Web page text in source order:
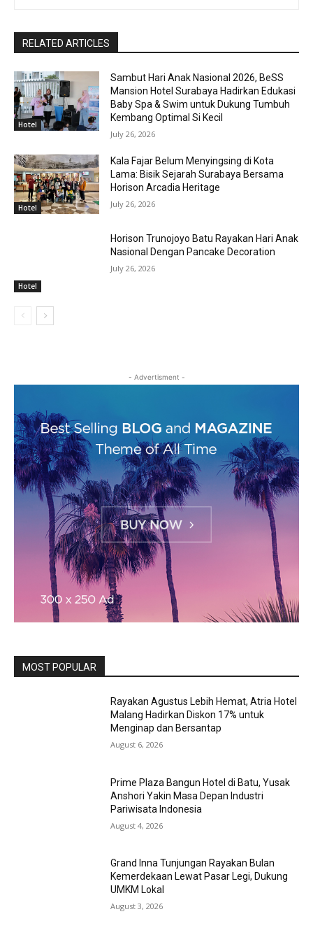
RELATED ARTICLES
Hotel
Sambut Hari Anak Nasional 2026, BeSS
Mansion Hotel Surabaya Hadirkan Edukasi
Baby Spa & Swim untuk Dukung Tumbuh
Kembang Optimal Si Kecil
July 26, 2026
Hotel
Kala Fajar Belum Menyingsing di Kota
Lama: Bisik Sejarah Surabaya Bersama
Horison Arcadia Heritage
July 26, 2026
Hotel
Horison Trunojoyo Batu Rayakan Hari Anak
Nasional Dengan Pancake Decoration
July 26, 2026
- Advertisment -
MOST POPULAR
Rayakan Agustus Lebih Hemat, Atria Hotel
Malang Hadirkan Diskon 17% untuk
Menginap dan Bersantap
August 6, 2026
Prime Plaza Bangun Hotel di Batu, Yusak
Anshori Yakin Masa Depan Industri
Pariwisata Indonesia
August 4, 2026
Grand Inna Tunjungan Rayakan Bulan
Kemerdekaan Lewat Pasar Legi, Dukung
UMKM Lokal
August 3, 2026